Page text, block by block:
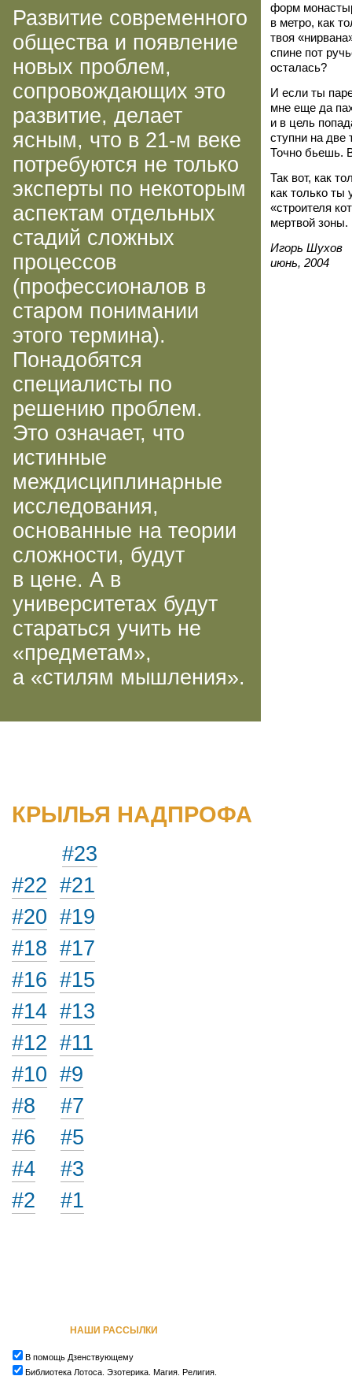
Развитие современного
общества и появление
новых проблем,
сопровождающих это
развитие, делает
ясным, что в 21-м веке
потребуются не только
эксперты по некоторым
аспектам отдельных
стадий сложных
процессов
(профессионалов в
старом понимании
этого термина).
Понадобятся
специалисты по
решению проблем.
Это означает, что
истинные
междисциплинарные
исследования,
основанные на теории
сложности, будут
в цене. А в
университетах будут
стараться учить не
«предметам»,
а «стилям мышления».
КРЫЛЬЯ НАДПРОФА
#23
#22 #21
#20 #19
#18 #17
#16 #15
#14 #13
#12 #11
#10 #9
#8
#7
#6
#5
#4
#3
#2
#1
НАШИ РАССЫЛКИ
В помощь Дзенствующему
Библиотека Лотоса. Эзотерика. Магия. Религия.
форм
в метро, как
твоя
спине пот
осталась?
И если ты
мне еще да
и в цель
ступни на две
Точно бьешь.
Так вот, как
как только
«строителя
мертвой зоны.
Игорь Шухов
июнь, 2004